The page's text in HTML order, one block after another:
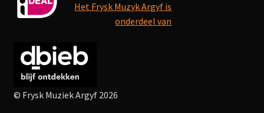
Het Frysk Muzyk Argyf is
onderdeel van
© Frysk Muziek Argyf 2026